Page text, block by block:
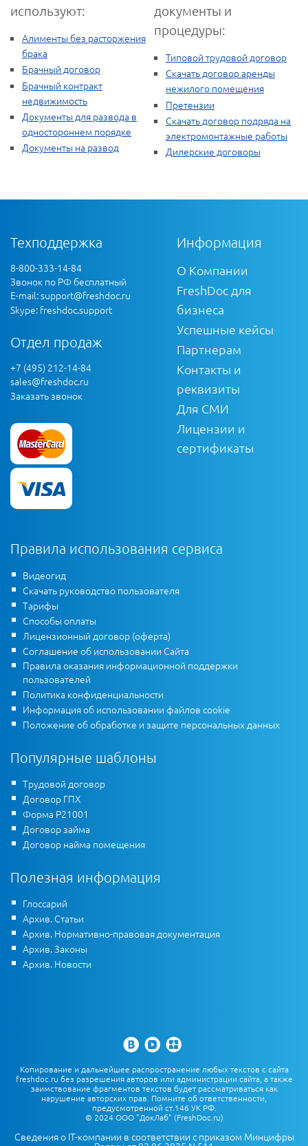
используют:
Алименты без расторжения
брака
Брачный договор
Брачный контракт
недвижимость
Документы для развода в
одностороннем порядке
Документы на развод
документы и
процедуры:
Типовой трудовой договор
Скачать договор аренды
нежилого помещения
Претензии
Скачать договор подряда на
электромонтажные работы
Дилерские договоры
Техподдержка
8-800-333-14-84
Звонок по РФ бесплатный
E-mail:support@freshdoc.ru
Skype: freshdoc.support
Отдел продаж
+7 (495) 212-14-84
sales@freshdoc.ru
Заказать звонок
Информация
О Компании
FreshDoc для
бизнеса
Успешные кейсы
Партнерам
Контакты и
реквизиты
Для СМИ
Лицензии и
сертификаты
Правила использования сервиса
Видеогид
Скачать руководство пользователя
Тарифы
Способы оплаты
Лицензионный договор (оферта)
Соглашение об использовании Сайта
Правила оказания информационной поддержки
пользователей
Политика конфиденциальности
Информация об использовании файлов cookie
Положение об обработке и защите персональных данных
Популярные шаблоны
Трудовой договор
Договор ГПХ
Форма Р21001
Договор займа
Договор найма помещения
Полезная информация
Глоссарий
Архив. Статьи
Архив. Нормативно-правовая документация
Архив. Законы
Архив. Новости
Копирование и дальнейшее распространение любых текстов с сайта
freshdoc.ru без разрешения авторов или администрации сайта, а также
заимствование фрагментов текстов будет рассматриваться как
нарушение авторских прав. Помните об ответственности,
предусмотренной ст.146 УК РФ.
© 2024 ООО "ДокЛаб" (FreshDoc.ru)
Сведения о IT-компании в соответствии с приказом Минцифры